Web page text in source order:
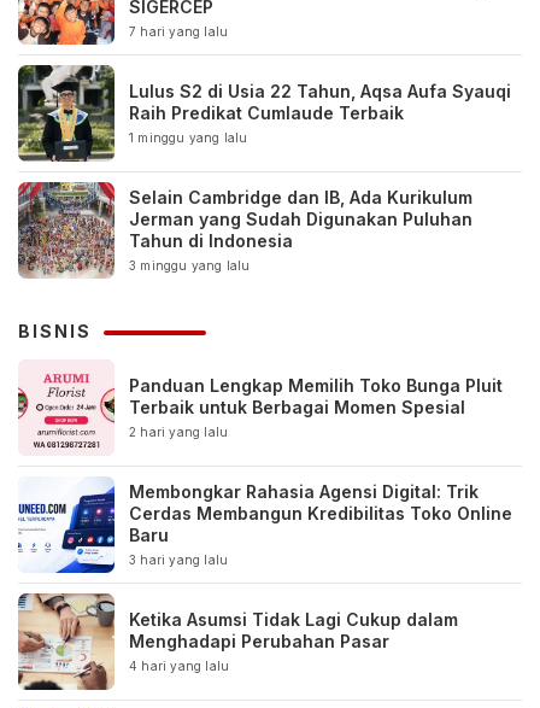
SIGERCEP
7 hari yang lalu
Lulus S2 di Usia 22 Tahun, Aqsa Aufa Syauqi
Raih Predikat Cumlaude Terbaik
1 minggu yang lalu
Selain Cambridge dan IB, Ada Kurikulum
Jerman yang Sudah Digunakan Puluhan
Tahun di Indonesia
3 minggu yang lalu
BISNIS
Panduan Lengkap Memilih Toko Bunga Pluit
Terbaik untuk Berbagai Momen Spesial
2 hari yang lalu
Membongkar Rahasia Agensi Digital: Trik
Cerdas Membangun Kredibilitas Toko Online
Baru
3 hari yang lalu
Ketika Asumsi Tidak Lagi Cukup dalam
Menghadapi Perubahan Pasar
4 hari yang lalu